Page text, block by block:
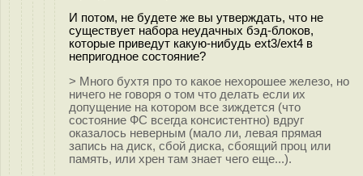
И потом, не будете же вы утверждать, что не
существует набора неудачных бэд-блоков,
которые приведут какую-нибудь ext3/ext4 в
непригодное состояние?
> Много бухтя про то какое нехорошее железо, но
ничего не говоря о том что делать если их
допущение на котором все зиждется (что
состояние ФС всегда консистентно) вдруг
оказалось неверным (мало ли, левая прямая
запись на диск, сбой диска, сбоящий проц или
память, или хрен там знает чего еще...).